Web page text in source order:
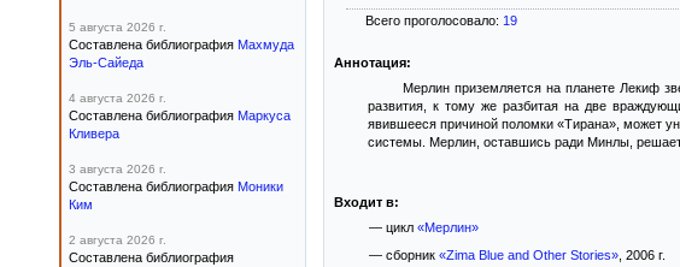
Всего проголосовало: 19
Аннотация:
Мерлин приземляется на планете Лекиф
развития, к тому же разбитая на две
явившееся причиной поломки «Тирана», может
системы. Мерлин, оставшись ради Минлы, решает
Входит в:
— цикл «Мерлин»
— сборник «Zima Blue and Other Stories», 2006 г.
5 августа 2026 г.
Составлена библиография Махмуда
Эль-Сайеда
4 августа 2026 г.
Составлена библиография Маркуса
Кливера
3 августа 2026 г.
Составлена библиография Моники
Ким
2 августа 2026 г.
Составлена библиография